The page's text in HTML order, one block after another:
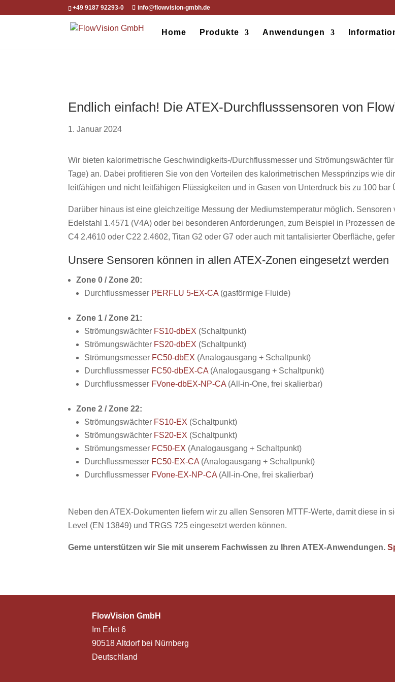
+49 9187 92293-0 info@flowvision-gmbh.de
Home Produkte Anwendungen
Endlich einfach! Die ATEX-Durchflusssensoren von
1. Januar 2024
Wir bieten kalorimetrische Geschwindigkeits-/Durchflussmesser und Strömungswächter
Tage) an. Dabei profitieren Sie von den Vorteilen des kalorimetrischen Messprinzips wie
leitfähigen und nicht leitfähigen Flüssigkeiten und in Gasen von Unterdruck bis zu 100 bar
Darüber hinaus ist eine gleichzeitige Messung der Mediumstemperatur möglich.
Edelstahl 1.4571 (V4A) oder bei besonderen Anforderungen, zum Beispiel in Prozessen
C4 2.4610 oder C22 2.4602, Titan G2 oder G7 oder auch mit tantalisierter Oberfläche,
Unsere Sensoren können in allen ATEX-Zonen eingesetzt werden
Zone 0 / Zone 20:
Durchflussmesser PERFLU 5-EX-CA (gasförmige Fluide)
Zone 1 / Zone 21:
Strömungswächter FS10-dbEX (Schaltpunkt)
Strömungswächter FS20-dbEX (Schaltpunkt)
Strömungsmesser FC50-dbEX (Analogausgang + Schaltpunkt)
Durchflussmesser FC50-dbEX-CA (Analogausgang + Schaltpunkt)
Durchflussmesser FVone-dbEX-NP-CA (All-in-One, frei skalierbar)
Zone 2 / Zone 22:
Strömungswächter FS10-EX (Schaltpunkt)
Strömungswächter FS20-EX (Schaltpunkt)
Strömungsmesser FC50-EX (Analogausgang + Schaltpunkt)
Durchflussmesser FC50-EX-CA (Analogausgang + Schaltpunkt)
Durchflussmesser FVone-EX-NP-CA (All-in-One, frei skalierbar)
Neben den ATEX-Dokumenten liefern wir zu allen Sensoren MTTF-Werte, damit diese in
Level (EN 13849) und TRGS 725 eingesetzt werden können.
Gerne unterstützen wir Sie mit unserem Fachwissen zu Ihren ATEX-Anwendungen.
FlowVision GmbH
Im Erlet 6
90518 Altdorf bei Nürnberg
Deutschland